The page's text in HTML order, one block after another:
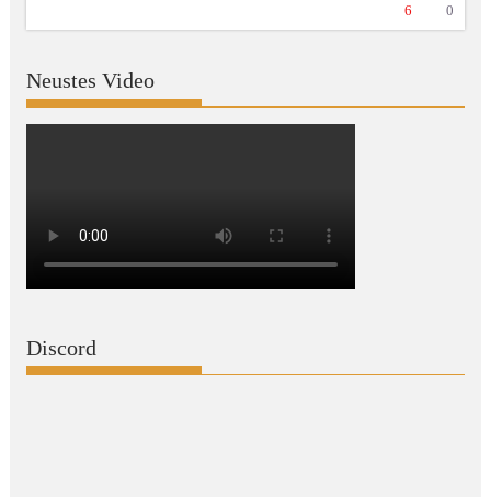
6 0
Neustes Video
Discord